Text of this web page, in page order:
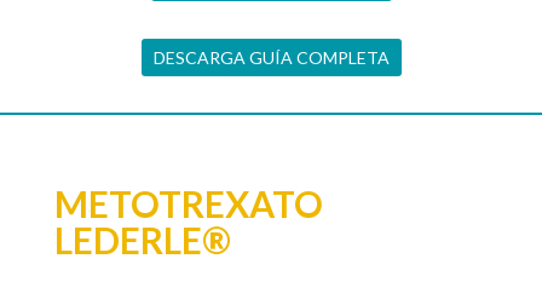
DESCARGA GUÍA COMPLETA
METOTREXATO
LEDERLE®